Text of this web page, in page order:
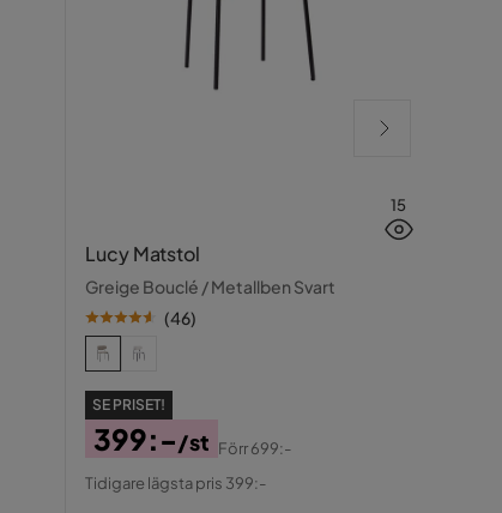
15
Lucy Matstol
Greige Bouclé / Metallben Svart
(46)
SE PRISET!
Pris
399:-/st
Original
Förr699:-
Tidigare lägsta pris 399:-